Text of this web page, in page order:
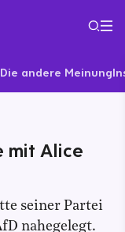
Die andere Meinung
mit Alice
seiner Partei
nahegelegt.